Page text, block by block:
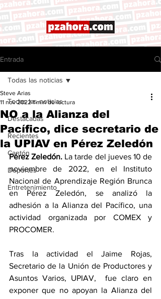
Entrada
Todas las noticias
Destacadas
Recientes
Cantón
Deportes
Entretenimiento
Todas las noticias
NO a la Alianza del
Pacífico, dice secretario de
la UPIAV en Pérez Zeledón
Steve Arias
11 nov 2022 1 min de lectura
Pérez Zeledón. La tarde del jueves 10 de
noviembre de 2022, en el Instituto
Nacional de Aprendizaje Región Brunca
en Pérez Zeledón, se analizó la
adhesión a la Alianza del Pacífico, una
actividad organizada por COMEX y
PROCOMER.
Tras la actividad el Jaime Rojas,
Secretario de la Unión de Productores y
Asuntos Varios, UPIAV,  fue claro en
exponer que no apoyan la Alianza del